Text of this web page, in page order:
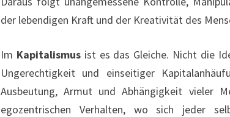
der lebendigen Kraft und der Kreativität des
Im Kapitalismusist es das Gleiche. Nicht die
Ungerechtigkeit und einseitiger
Ausbeutung, Armut und Abhängigkeit vieler
egozentrischen Verhalten, wo sich jeder